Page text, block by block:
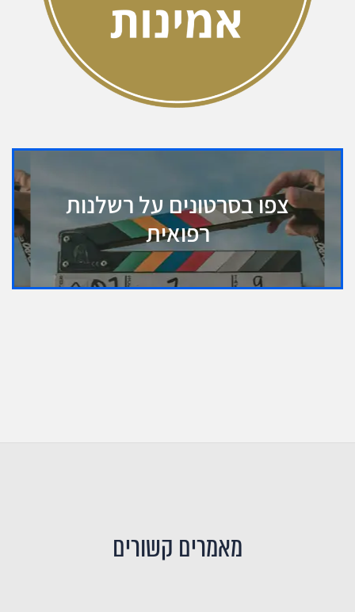
צפו בסרטונים על רשלנות
רפואית
מאמרים קשורים